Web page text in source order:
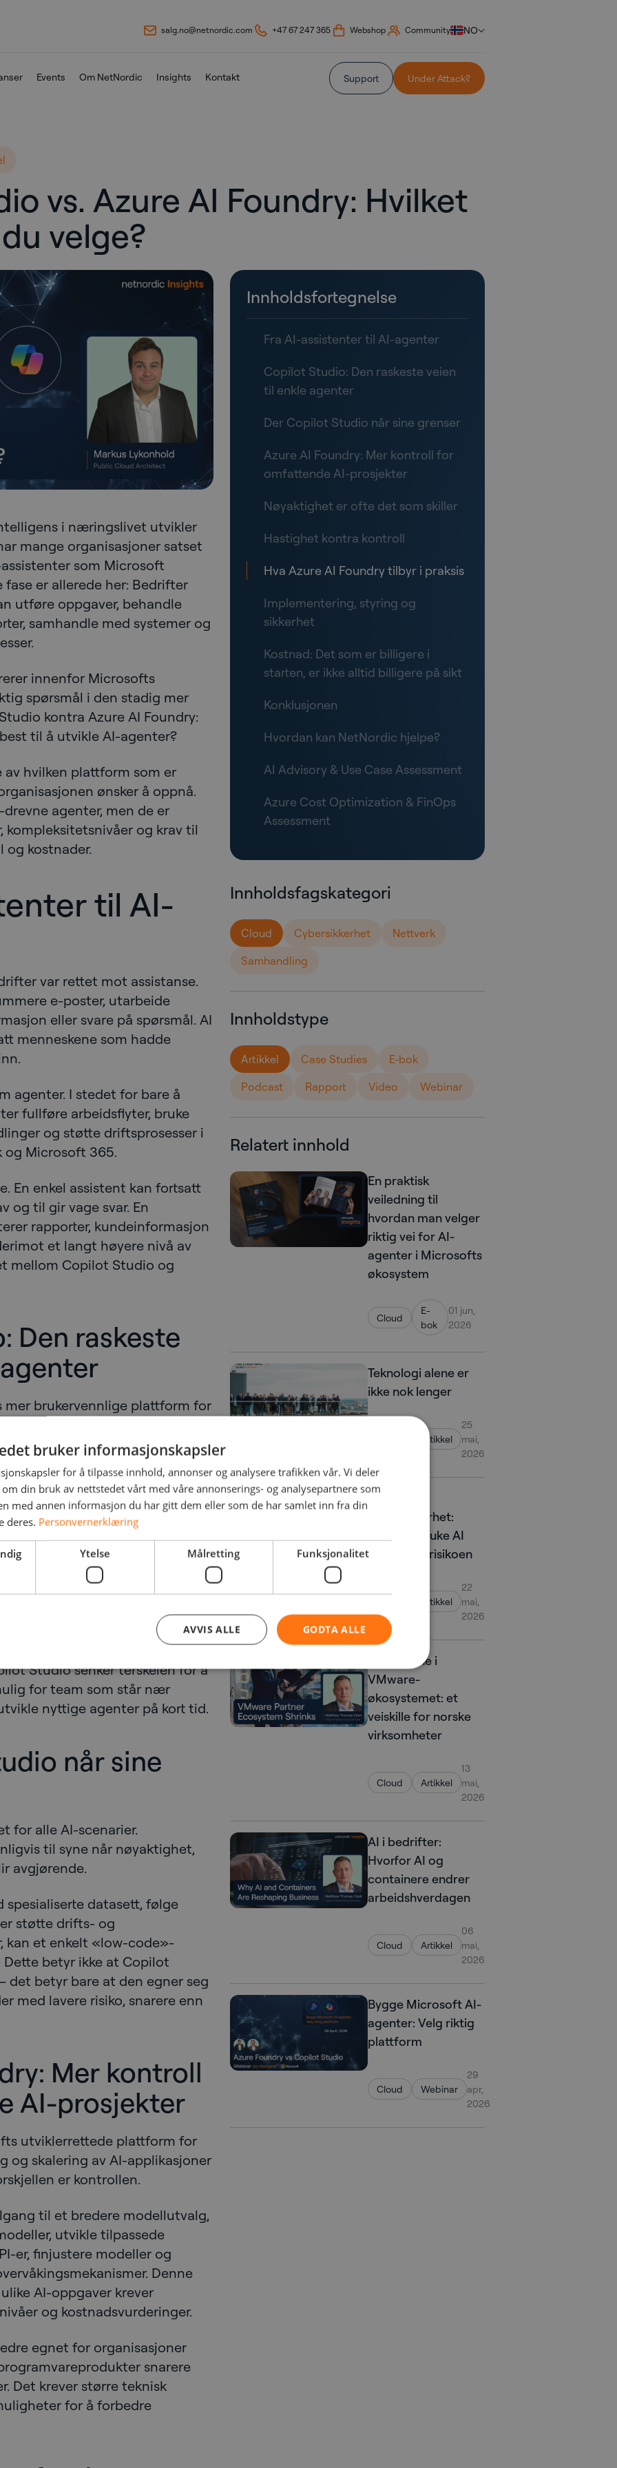
salg.no@netnordic.com +47 67 247 365 Webshop Community NO
Events Om NetNordic Insights Kontakt Support Under Attack?
vs. Azure AI Foundry: Hvilket
velge?
i næringslivet utvikler
mange organisasjoner satset
som Microsoft
fase er allerede her: Bedrifter
utføre oppgaver, behandle
samhandle med systemer og
innenfor Microsofts
spørsmål i den stadig mer
kontra Azure AI Foundry:
til å utvikle AI-agenter?
av hvilken plattform som er
ønsker å oppnå.
agenter, men de er
og krav til
kostnader.
til AI-
var rettet mot assistanse.
e-poster, utarbeide
eller svare på spørsmål. AI
menneskene som hadde
agenter. I stedet for bare å
fullføre arbeidsflyter, bruke
og støtte driftsprosesser i
og Microsoft 365.
En enkel assistent kan fortsatt
og til gir vage svar. En
rapporter, kundeinformasjon
et langt høyere nivå av
mellom Copilot Studio og
Den raskeste
brukervennlige plattform for
brukerne raskt opprette, teste
utvikle en helt tilpasset AI-
for bedriftsbrukere,
som ønsker rask
er relativt enkelt og
tilpasning, er Copilot
starte.
annet interne
IT-støtteboter og
365-agenter. Den største
Studio senker terskelen for å
for team som står nær
nyttige agenter på kort tid.
når sine
for alle AI-scenarier.
til syne når nøyaktighet,
avgjørende.
spesialiserte datasett, følge
støtte drifts- og
kan et enkelt «low-code»-
betyr ikke at Copilot
det betyr bare at den egner seg
med lavere risiko, snarere enn
Mer kontroll
AI-prosjekter
utviklerrettede plattform for
og skalering av AI-applikasjoner
er kontrollen.
til et bredere modellutvalg,
utvikle tilpassede
er, finjustere modeller og
Denne
AI-oppgaver krever
og kostnadsvurderinger.
egnet for organisasjoner
snarere
Det krever større teknisk
for å forbedre
Innholdsfortegnelse
Fra AI-assistenter til AI-agenter
Copilot Studio: Den raskeste veien
til enkle agenter
Der Copilot Studio når sine grenser
Azure AI Foundry: Mer kontroll for
omfattende AI-prosjekter
Nøyaktighet er ofte det som skiller
Hastighet kontra kontroll
Hva Azure AI Foundry tilbyr i praksis
Implementering, styring og
sikkerhet
Kostnad: Det som er billigere i
starten, er ikke alltid billigere på sikt
Konklusjonen
Hvordan kan NetNordic hjelpe?
AI Advisory & Use Case Assessment
Azure Cost Optimization & FinOps
Assessment
Innholdsfagskategori
Cloud Cybersikkerhet
Nettverk
Samhandling
Innholdstype
Artikkel Case Studies
E-bok
Podcast
Rapport Video Webinar
Relatert innhold
En praktisk
veiledning til
hvordan man velger
riktig vei for AI-
agenter i Microsofts
økosystem
Cloud
E-
bok
01 jun,
2026
Teknologi alene er
ikke nok lenger
Artikkel
25
mai,
2026
AI og
cybersikkerhet:
hvordan bruke AI
uten å øke risikoen
Artikkel
22
mai,
2026
Endringene i
VMware-
økosystemet: et
veiskille for norske
virksomheter
Cloud Artikkel
13
mai,
2026
AI i bedrifter:
Hvorfor AI og
containere endrer
arbeidshverdagen
Cloud Artikkel
06
mai,
2026
Bygge Microsoft AI-
agenter: Velg riktig
plattform
Cloud Webinar
29
apr,
2026
bruker informasjonskapsler
for å tilpasse innhold, annonser og analysere trafikken vår. Vi deler
din bruk av nettstedet vårt med våre annonserings- og analysepartnere som
med annen informasjon du har gitt dem eller som de har samlet inn fra din
deres. Personvernerklæring
Ytelse Målretting Funksjonalitet
GODTA ALLE
AVVIS ALLE